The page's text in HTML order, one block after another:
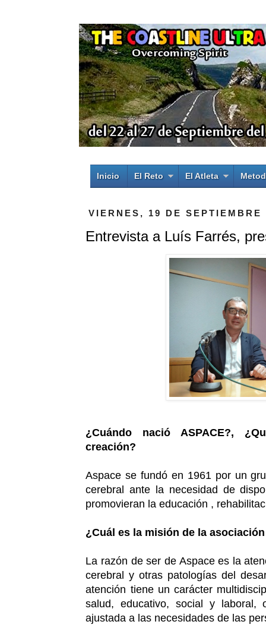
Inicio El Reto El Atleta
VIERNES, 19 DE SEPTIEMBRE
Entrevista a Luís Farrés,
¿Cuándo nació ASPACE?,
creación?
Aspace se fundó en 1961 por un
cerebral ante la necesidad de
promovieran la educación ,
¿Cuál es la misión de la
La razón de ser de Aspace es la
cerebral y otras patologías del
atención tiene un carácter
salud, educativo, social y laboral,
ajustada a las necesidades de las